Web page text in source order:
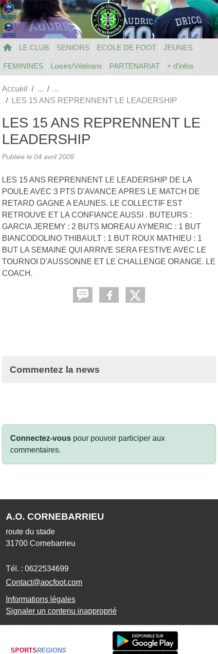
LE CLUB SENIORS ECOLE DE FOOT JEUNES
FEMININES Loisirs/Vétérans PARTENARIAT + d'infos
Accueil
LES 15 ANS REPRENNENT LE LEADERSHIP
LES 15 ANS REPRENNENT LE
LEADERSHIP
Publiée le 04 avril 2009
LES 15 ANS REPRENNENT LE LEADERSHIP DE LA
POULE AVEC 3 PTS D'AVANCE APRES LE MATCH DE
RETARD GAGNE A EAUNES. LE COLLECTIF EST
RETROUVE ET LA CONFIANCE AUSSI . BUTEURS :
GARCIA JEREMY : 2 BUTS MOREAU AYMERIC : 1 BUT
BIANCODOLINO THIBAULT : 1 BUT ROUX MATHIEU : 1
BUT LA SEMAINE QUI ARRIVE SERA FESTIVE AVEC LE
TOURNOI D'AUSSONNE ET LE CHALLENGE ORANGE. LE
COACH.
Commentez la news
Connectez-vous pour pouvoir participer aux
commentaires.
A.O. CORNEBARRIEU
route du stade
31700 Cornebarrieu
Tél. : 0622534699
Contact@aocfoot.com
Informations légales
Signaler un contenu inapproprié
SPORTSREGIONS
Panneau de gestion des cookies